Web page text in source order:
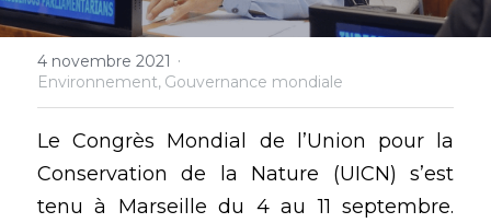
• Nos publications
• Y7 2026
Comprendre la polycrise
• Crise géopolitique
• Crise écologique
• Crise économique
• Crise politique
| À propos
• Notre mission
• Notre gouvernance
• Nos experts
• Nos partenaires
Rechercher
Y7 2026
4 novembre 2021 ·
Environnement, Gouvernance mondiale
Le Congrès Mondial de l’Union pour la
Conservation de la Nature (UICN) s’est
tenu à Marseille du 4 au 11 septembre.